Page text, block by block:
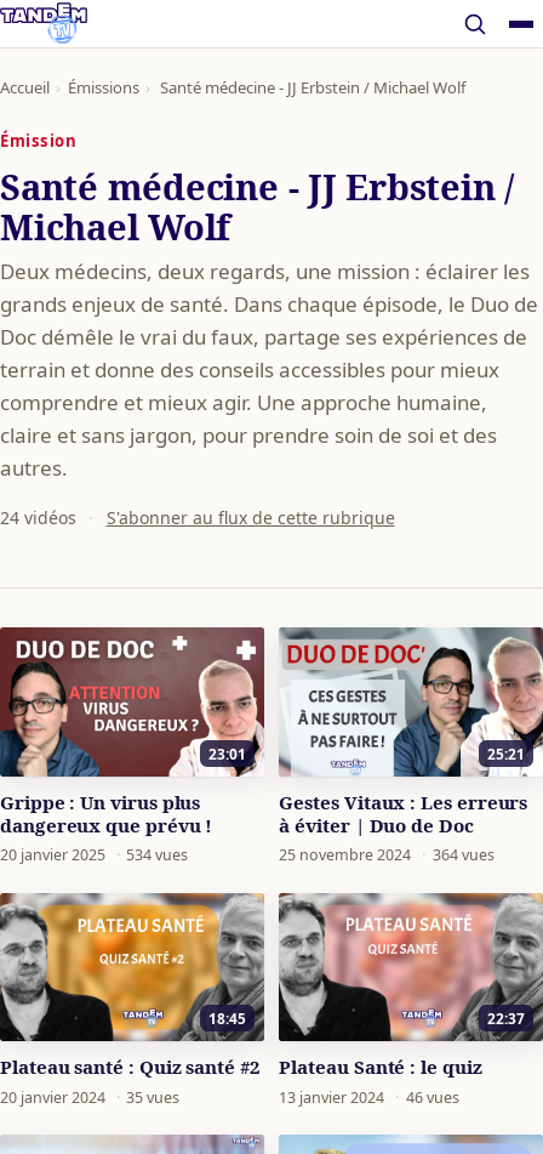
Accueil › Émissions › Santé médecine - JJ Erbstein / Michael Wolf
Émission
Santé médecine - JJ Erbstein /
Michael Wolf
Deux médecins, deux regards, une mission : éclairer les
grands enjeux de santé. Dans chaque épisode, le Duo de
Doc démêle le vrai du faux, partage ses expériences de
terrain et donne des conseils accessibles pour mieux
comprendre et mieux agir. Une approche humaine,
claire et sans jargon, pour prendre soin de soi et des
autres.
24 vidéos · S'abonner au flux de cette rubrique
23:01
Grippe : Un virus plus
dangereux que prévu !
20 janvier 2025 · 534 vues
25:21
Gestes Vitaux : Les erreurs
à éviter | Duo de Doc
25 novembre 2024 · 364 vues
18:45
Plateau santé : Quiz santé #2
20 janvier 2024 · 35 vues
22:37
Plateau Santé : le quiz
13 janvier 2024 · 46 vues